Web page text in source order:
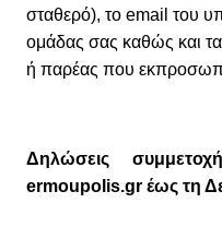
σταθερό), το email του
ομάδας σας καθώς και
ή παρέας που
Δηλώσεις
ermoupolis.gr έως τη